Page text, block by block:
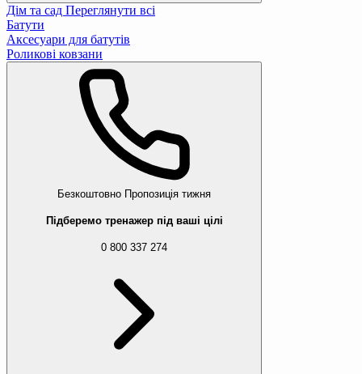
Дім та сад Переглянути всі
Батути
Аксесуари для батутів
Роликові ковзани
Безкоштовно Пропозиція тижня
Підберемо тренажер під ваші цілі
0 800 337 274